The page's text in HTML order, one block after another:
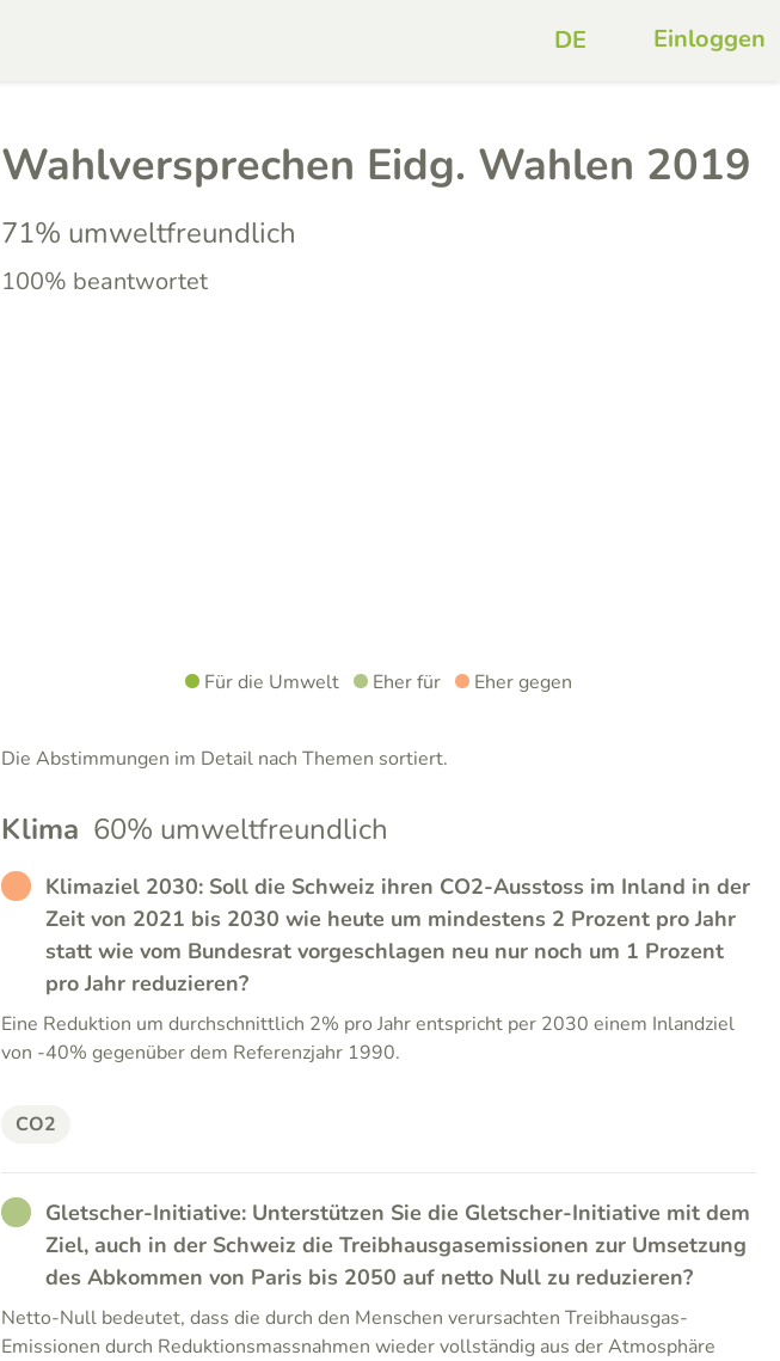
Einloggen
Wahlversprechen Eidg. Wahlen 2019
71% umweltfreundlich
100% beantwortet
Für die Umwelt Eher für Eher gegen
Die Abstimmungen im Detail nach Themen sortiert.
Klima 60% umweltfreundlich
RATHER_BAD
Klimaziel 2030: Soll die Schweiz ihren CO2-Ausstoss im Inland in der
Zeit von 2021 bis 2030 wie heute um mindestens 2 Prozent pro Jahr
statt wie vom Bundesrat vorgeschlagen neu nur noch um 1 Prozent
pro Jahr reduzieren?
Eine Reduktion um durchschnittlich 2% pro Jahr entspricht per 2030 einem Inlandziel
von -40% gegenüber dem Referenzjahr 1990.
CO2
RATHER_GOOD
Gletscher-Initiative: Unterstützen Sie die Gletscher-Initiative mit dem
Ziel, auch in der Schweiz die Treibhausgasemissionen zur Umsetzung
des Abkommen von Paris bis 2050 auf netto Null zu reduzieren?
Netto-Null bedeutet, dass die durch den Menschen verursachten Treibhausgas-
Emissionen durch Reduktionsmassnahmen wieder vollständig aus der Atmosphäre